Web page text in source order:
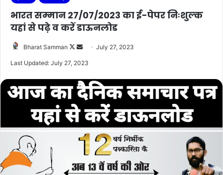
भारत सम्मान 27/07/2023 का ई-पेपर निःशुल्क
यहां से पढ़े व करें डाऊनलोड
Bharat Samman
Follow
Send July 27, 2023
Last Updated: July 27, 2023